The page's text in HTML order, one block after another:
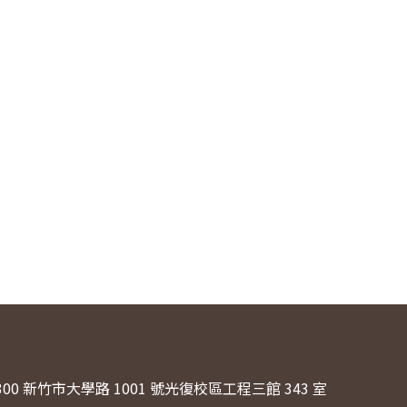
新竹市大學路 1001 號光復校區工程三館 343 室